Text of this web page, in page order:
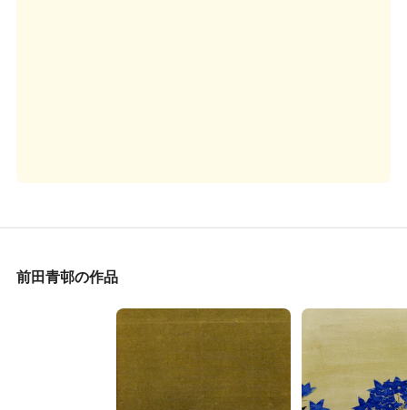
前田青邨の作品